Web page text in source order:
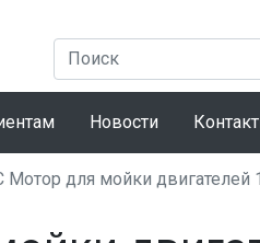
Новости
для мойки двигателей